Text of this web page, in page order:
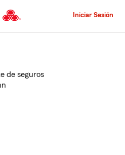
al
principal
Iniciar Sesión